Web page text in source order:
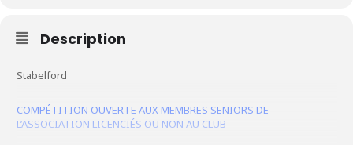
Description
Stabelford
COMPÉTITION OUVERTE AUX MEMBRES SENIORS DE
L’ASSOCIATION LICENCIÉS OU NON AU CLUB
Nos parcours
Nos équipes
Les séniors